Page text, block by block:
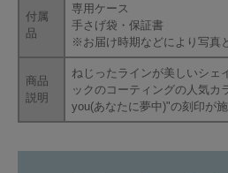
付属
品
専用ケース
手さげ袋・保証書
※お届け時期などにより写真
商品
説明
ねじったラインが美しいシェ
ックのコーティングの人気カ
you(あなたに夢中)"の刻印が施